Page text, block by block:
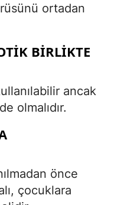
ortadan
BIRLIKTE
ancak
olmalıdır.
önce
çocuklara